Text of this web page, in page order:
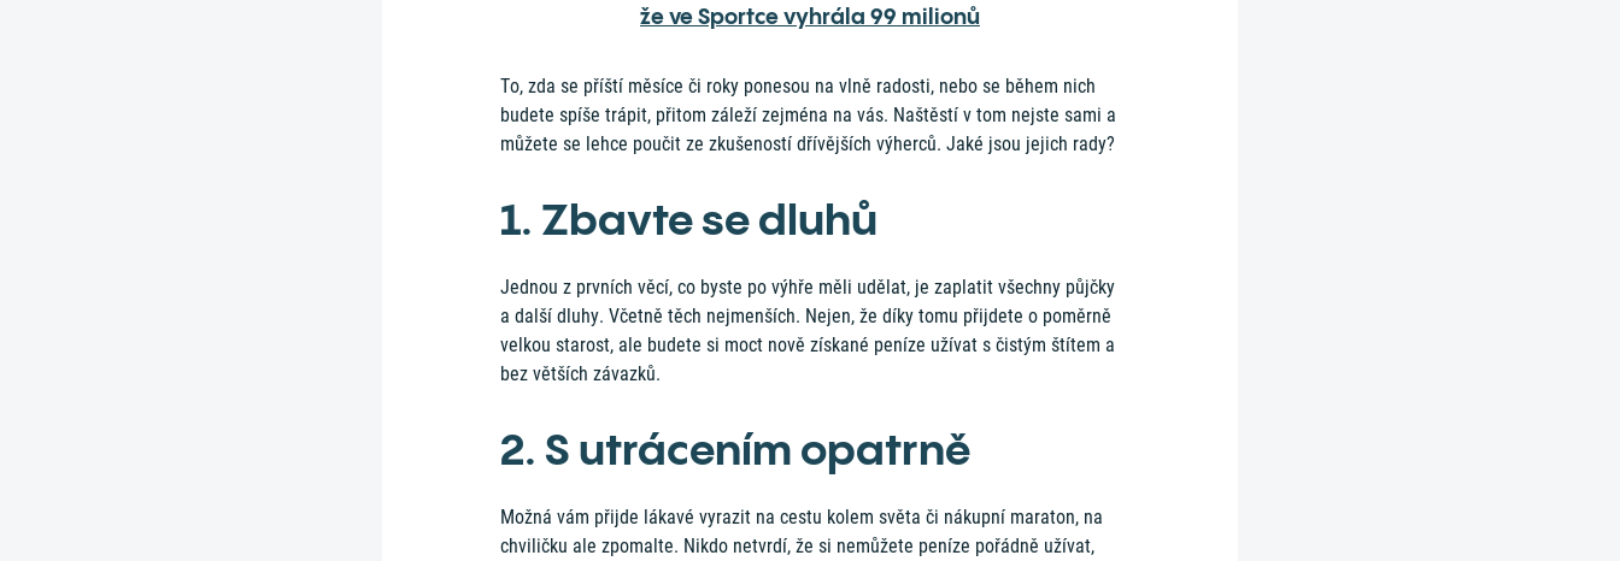
že ve Sportce vyhrála 99 milionů
To, zda se příští měsíce či roky ponesou na vlně radosti, nebo se během nich
budete spíše trápit, přitom záleží zejména na vás. Naštěstí v tom nejste sami a
můžete se lehce poučit ze zkušeností dřívějších výherců. Jaké jsou jejich rady?
1. Zbavte se dluhů
Jednou z prvních věcí, co byste po výhře měli udělat, je zaplatit všechny půjčky
a další dluhy. Včetně těch nejmenších. Nejen, že díky tomu přijdete o poměrně
velkou starost, ale budete si moct nově získané peníze užívat s čistým štítem a
bez větších závazků.
2. S utrácením opatrně
Možná vám přijde lákavé vyrazit na cestu kolem světa či nákupní maraton, na
chviličku ale zpomalte. Nikdo netvrdí, že si nemůžete peníze pořádně užívat,